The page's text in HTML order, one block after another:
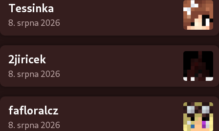
Tessinka
8. srpna 2026
2jiricek
8. srpna 2026
fafloralcz
8. srpna 2026